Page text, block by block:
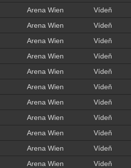
Arena Wien Vídeň
Arena Wien Vídeň
Arena Wien Vídeň
Arena Wien Vídeň
Arena Wien Vídeň
Arena Wien Vídeň
Arena Wien Vídeň
Arena Wien Vídeň
Arena Wien Vídeň
Arena Wien Vídeň
Arena Wien Vídeň